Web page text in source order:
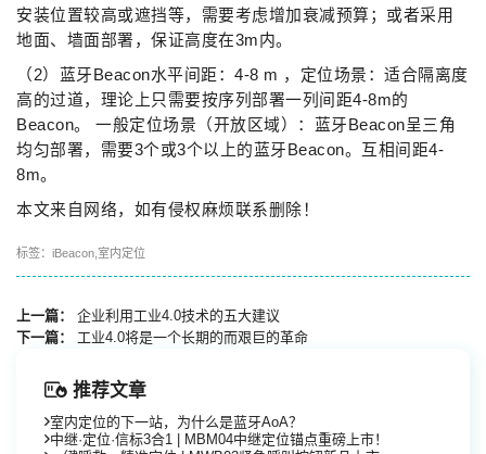
安装位置较高或遮挡等，需要考虑增加衰减预算；或者采用
地面、墙面部署，保证高度在3m内。
（2）蓝牙Beacon水平间距：4-8 m ，定位场景：适合隔离度
高的过道，理论上只需要按序列部署一列间距4-8m的
Beacon。 一般定位场景（开放区域）：蓝牙Beacon呈三角
均匀部署，需要3个或3个以上的蓝牙Beacon。互相间距4-
8m。
本文来自网络，如有侵权麻烦联系删除！
标签： iBeacon 室内定位
上一篇：
企业利用工业4.0技术的五大建议
下一篇：
工业4.0将是一个长期的而艰巨的革命
推荐文章
室内定位的下一站，为什么是蓝牙AoA？
中继·定位·信标3合1 | MBM04中继定位锚点重磅上市！